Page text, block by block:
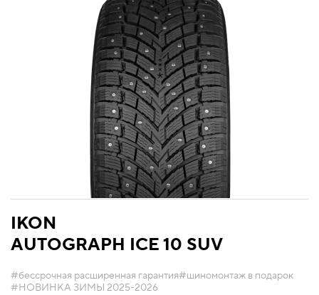
IKON
AUTOGRAPH ICE 10 SUV
#бессрочная расширенная гарантия#шиномонтаж в подарок
#НОВИНКА ЗИМЫ 2025-2026